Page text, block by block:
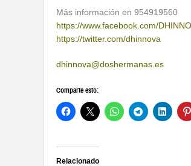
Más información en 954919560
https://www.facebook.com/
https://twitter.com/dhinnova
dhinnova@doshermanas.es
Comparte esto:
Relacionado